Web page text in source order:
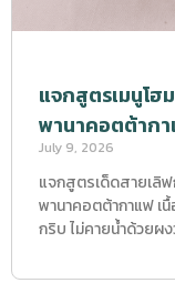
แจกสูตรเมนูโฮ
พานาคอตต้าก
July 9, 2026
แจกสูตรเด็ดสายเลิ
พานาคอตต้ากาแฟ เ
กริบ ไม่คายน้ำด้วยผ